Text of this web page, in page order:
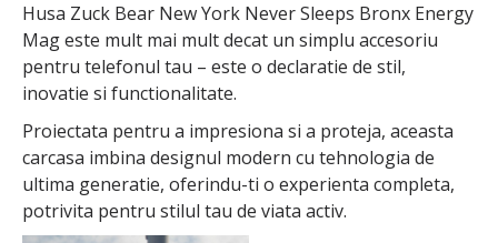
Husa Zuck Bear New York Never Sleeps Bronx Energy
Mag este mult mai mult decat un simplu accesoriu
pentru telefonul tau – este o declaratie de stil,
inovatie si functionalitate.
Proiectata pentru a impresiona si a proteja, aceasta
carcasa imbina designul modern cu tehnologia de
ultima generatie, oferindu-ti o experienta completa,
potrivita pentru stilul tau de viata activ.